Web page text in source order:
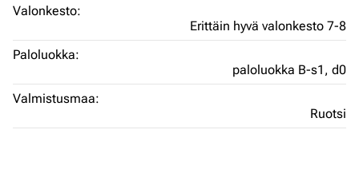
Valonkesto:
Erittäin hyvä valonkesto 7-8
Paloluokka:
paloluokka B-s1, d0
Valmistusmaa:
Ruotsi